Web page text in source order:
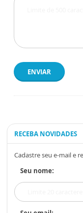
ENVIAR
RECEBA NOVIDADES
Cadastre seu e-mail e
Seu nome: